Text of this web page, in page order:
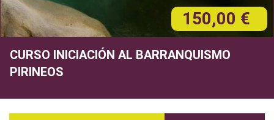
150,00 €
CURSO INICIACIÓN AL BARRANQUISMO
PIRINEOS